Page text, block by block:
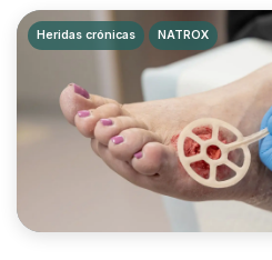
Heridas crónicas NATROX